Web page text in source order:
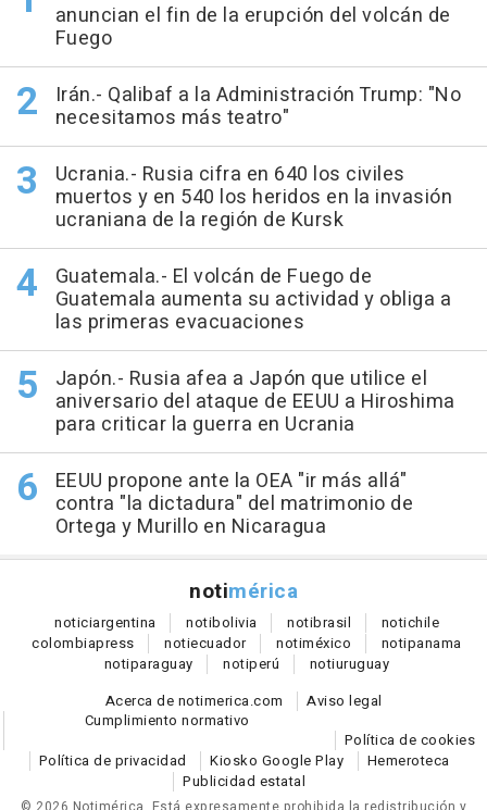
anuncian el fin de la erupción del volcán de
Fuego
Irán.- Qalibaf a la Administración Trump: "No
necesitamos más teatro"
Ucrania.- Rusia cifra en 640 los civiles
muertos y en 540 los heridos en la invasión
ucraniana de la región de Kursk
Guatemala.- El volcán de Fuego de
Guatemala aumenta su actividad y obliga a
las primeras evacuaciones
Japón.- Rusia afea a Japón que utilice el
aniversario del ataque de EEUU a Hiroshima
para criticar la guerra en Ucrania
EEUU propone ante la OEA "ir más allá"
contra "la dictadura" del matrimonio de
Ortega y Murillo en Nicaragua
notimérica
noticiargentina notibolivia notibrasil notichile
colombiapress notiecuador notiméxico notipanama
notiparaguay notiperú notiuruguay
Acerca de notimerica.com
Aviso legal
Cumplimiento normativo
Política de cookies
Política de privacidad
Kiosko Google Play
Hemeroteca
Publicidad estatal